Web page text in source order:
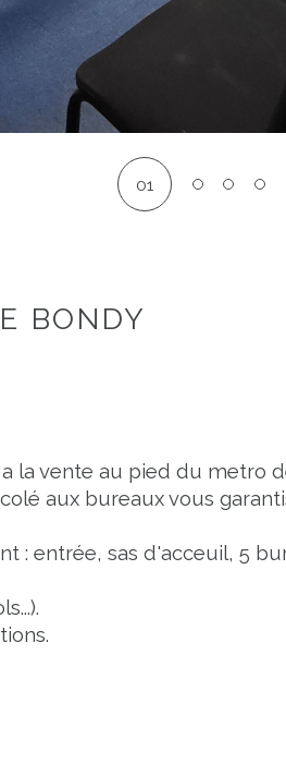
01
BONDY
la vente au pied du metro
aux bureaux vous
: entrée, sas d'acceuil, 5